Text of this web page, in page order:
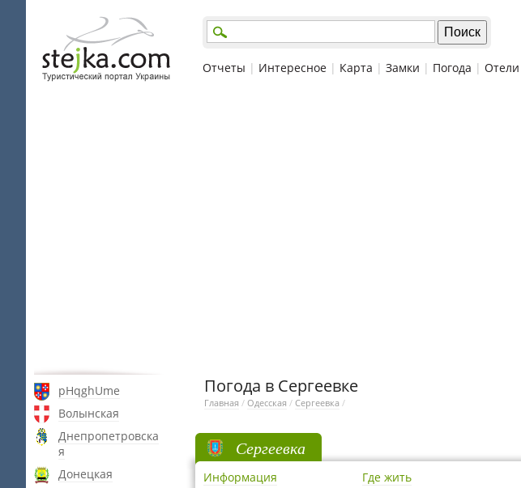
Отчеты | Интересное | Карта | Замки | Погода | Отели
pHqghUme
Волынская
Днепропетровска
я
Донецкая
Погода в Сергеевке
Главная / Одесская / Сергеевка /
Сергеевка
Информация Где жить